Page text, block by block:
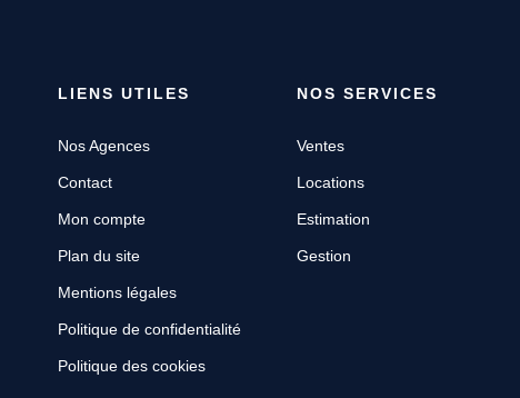
LIENS UTILES
Nos Agences
Contact
Mon compte
Plan du site
Mentions légales
Politique de confidentialité
Politique des cookies
NOS SERVICES
Ventes
Locations
Estimation
Gestion